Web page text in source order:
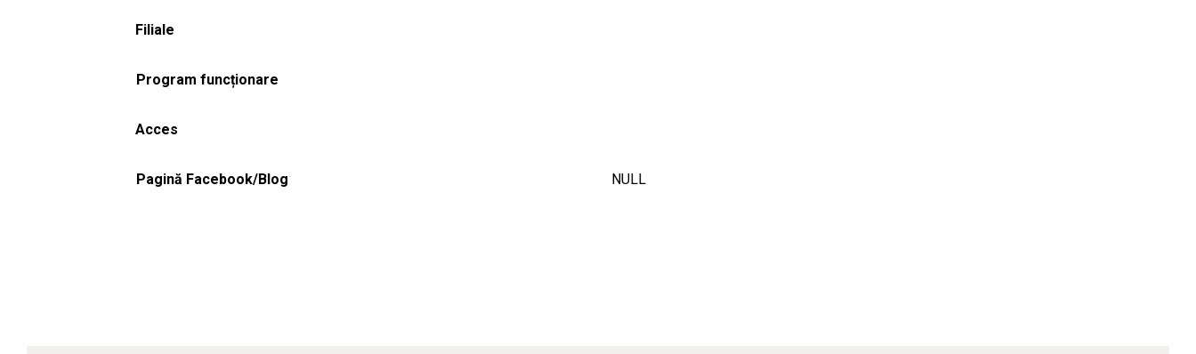
Filiale
Program funcționare
Acces
Pagină Facebook/Blog NULL